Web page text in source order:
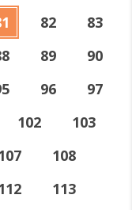
82
83
89
90
96
97
102
103
108
113